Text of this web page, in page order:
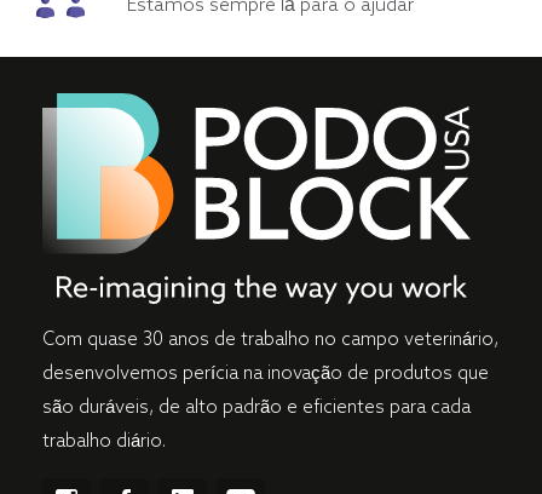
Estamos sempre lá para o ajudar
Com quase 30 anos de trabalho no campo veterinário,
desenvolvemos perícia na inovação de produtos que
são duráveis, de alto padrão e eficientes para cada
trabalho diário.